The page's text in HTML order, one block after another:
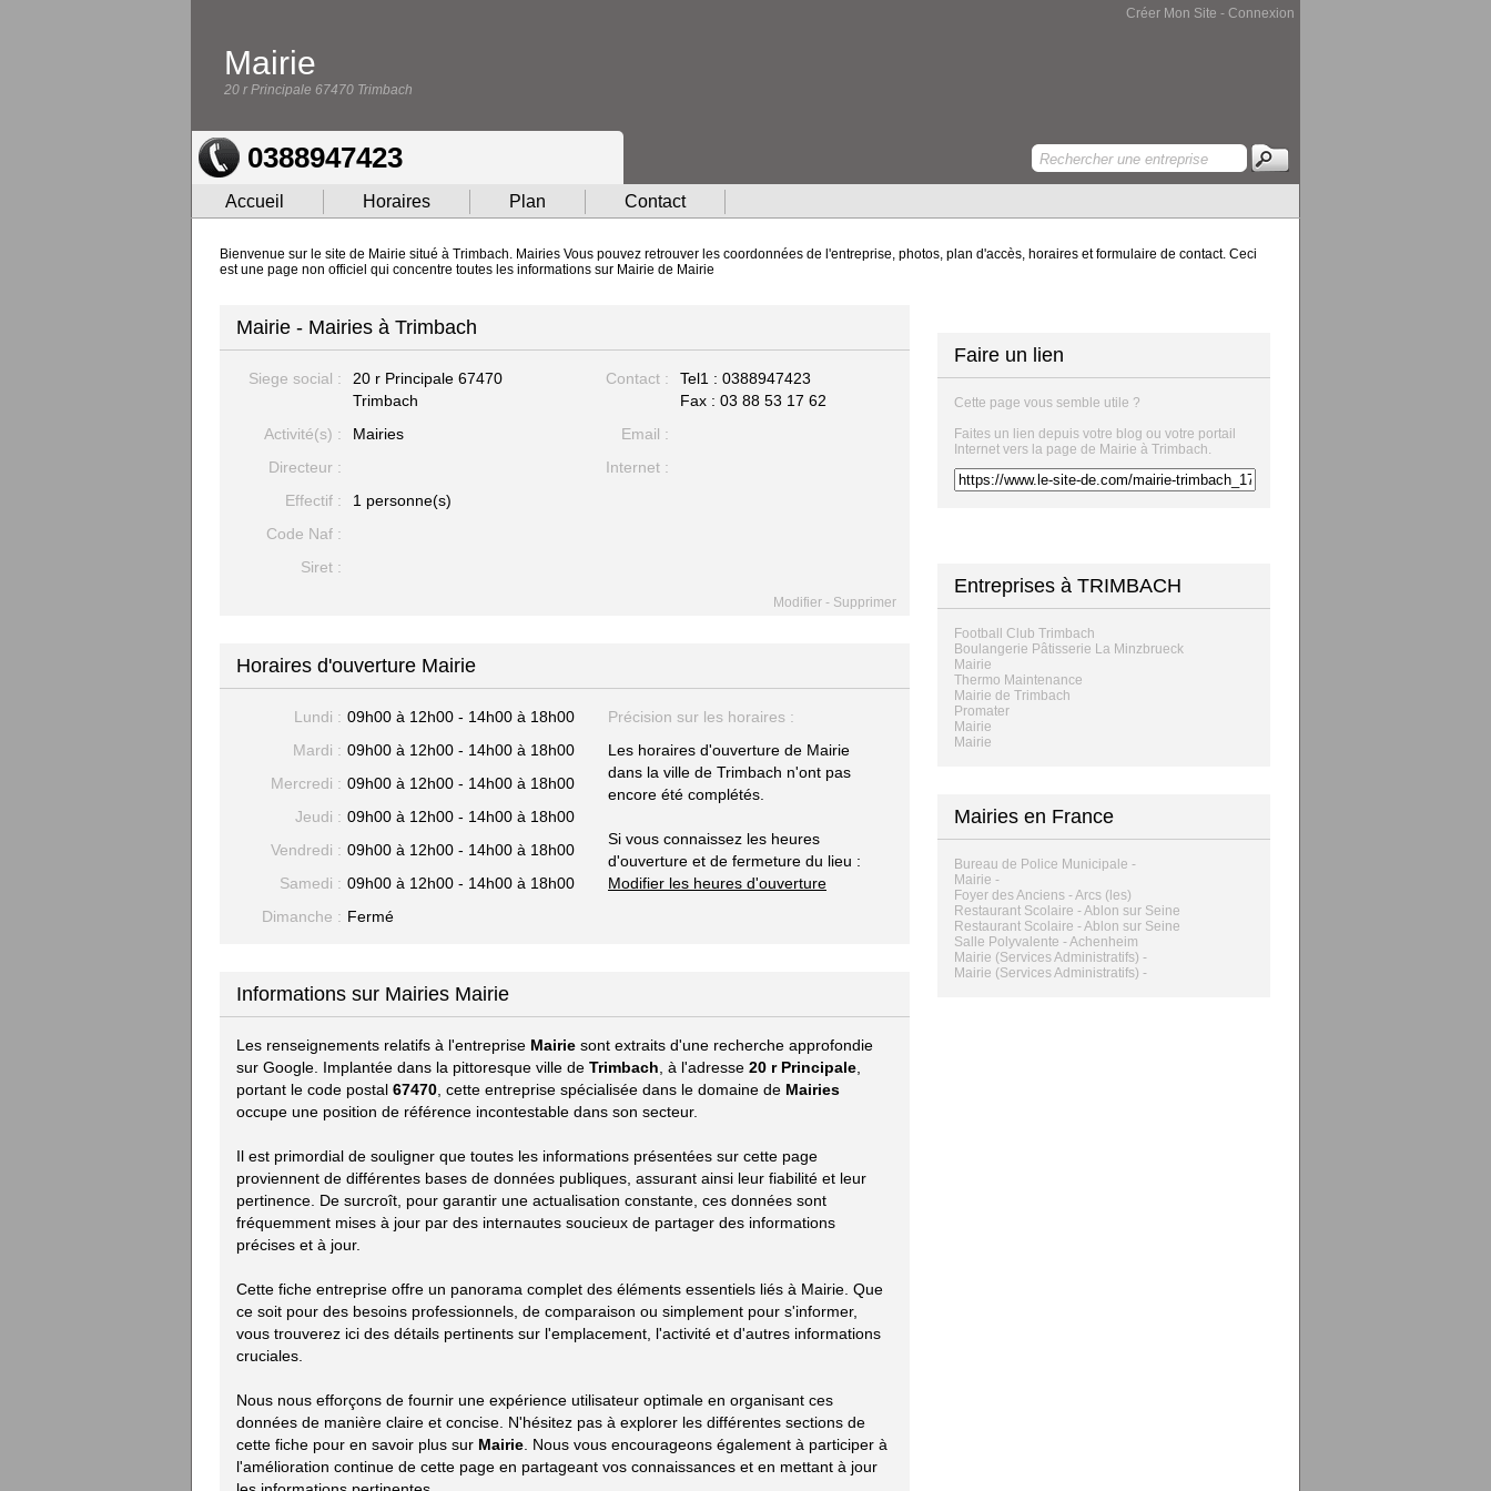
Créer Mon Site - Connexion
Mairie
20 r Principale 67470 Trimbach
0388947423
Accueil Horaires Plan Contact
Bienvenue sur le site de Mairie situé à Trimbach. Mairies Vous pouvez retrouver les coordonnées de l'entreprise, photos, plan d'accès, horaires et formulaire de contact. Ceci
est une page non officiel qui concentre toutes les informations sur Mairie de Mairie
Mairie - Mairies à Trimbach
Siege social : 20 r Principale 67470
Trimbach
Activité(s) :
Mairies
Directeur :
Effectif :
1 personne(s)
Code Naf :
Siret :
Contact : Tel1 : 0388947423
Fax : 03 88 53 17 62
Email :
Internet :
Modifier - Supprimer
Horaires d'ouverture Mairie
Lundi : 09h00 à 12h00 - 14h00 à 18h00
Mardi : 09h00 à 12h00 - 14h00 à 18h00
Mercredi : 09h00 à 12h00 - 14h00 à 18h00
Jeudi : 09h00 à 12h00 - 14h00 à 18h00
Vendredi : 09h00 à 12h00 - 14h00 à 18h00
Samedi : 09h00 à 12h00 - 14h00 à 18h00
Dimanche : Fermé
Précision sur les horaires :
Les horaires d'ouverture de Mairie
dans la ville de Trimbach n'ont pas
encore été complétés.
Si vous connaissez les heures
d'ouverture et de fermeture du lieu :
Modifier les heures d'ouverture
Informations sur Mairies Mairie
Les renseignements relatifs à l'entreprise Mairie sont extraits d'une recherche approfondie
sur Google. Implantée dans la pittoresque ville de Trimbach , à l'adresse 20 r Principale
portant le code postal 67470 , cette entreprise spécialisée dans le domaine de Mairies
occupe une position de référence incontestable dans son secteur.
Il est primordial de souligner que toutes les informations présentées sur cette page
proviennent de différentes bases de données publiques, assurant ainsi leur fiabilité et leur
pertinence. De surcroît, pour garantir une actualisation constante, ces données sont
fréquemment mises à jour par des internautes soucieux de partager des informations
précises et à jour.
Cette fiche entreprise offre un panorama complet des éléments essentiels liés à Mairie. Que
ce soit pour des besoins professionnels, de comparaison ou simplement pour s'informer,
vous trouverez ici des détails pertinents sur l'emplacement, l'activité et d'autres informations
cruciales.
Nous nous efforçons de fournir une expérience utilisateur optimale en organisant ces
données de manière claire et concise. N'hésitez pas à explorer les différentes sections de
cette fiche pour en savoir plus sur Mairie . Nous vous encourageons également à participer à
l'amélioration continue de cette page en partageant vos connaissances et en mettant à jour
Faire un lien
Cette page vous semble utile ?
Faites un lien depuis votre blog ou votre portail
Internet vers la page de Mairie à Trimbach.
Entreprises à TRIMBACH
Football Club Trimbach
Boulangerie Pâtisserie La Minzbrueck
Mairie
Thermo Maintenance
Mairie de Trimbach
Promater
Mairie
Mairie
Mairies en France
Bureau de Police Municipale -
Mairie -
Foyer des Anciens - Arcs (les)
Restaurant Scolaire - Ablon sur Seine
Restaurant Scolaire - Ablon sur Seine
Salle Polyvalente - Achenheim
Mairie (Services Administratifs) -
Mairie (Services Administratifs) -